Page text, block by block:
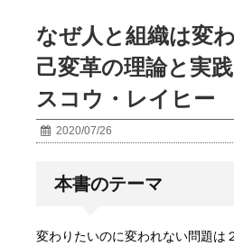
なぜ人と組織は変
己変革の理論と実
スコウ・レイヒー
2020/07/26
本書のテーマ
変わりたいのに変われない問題は